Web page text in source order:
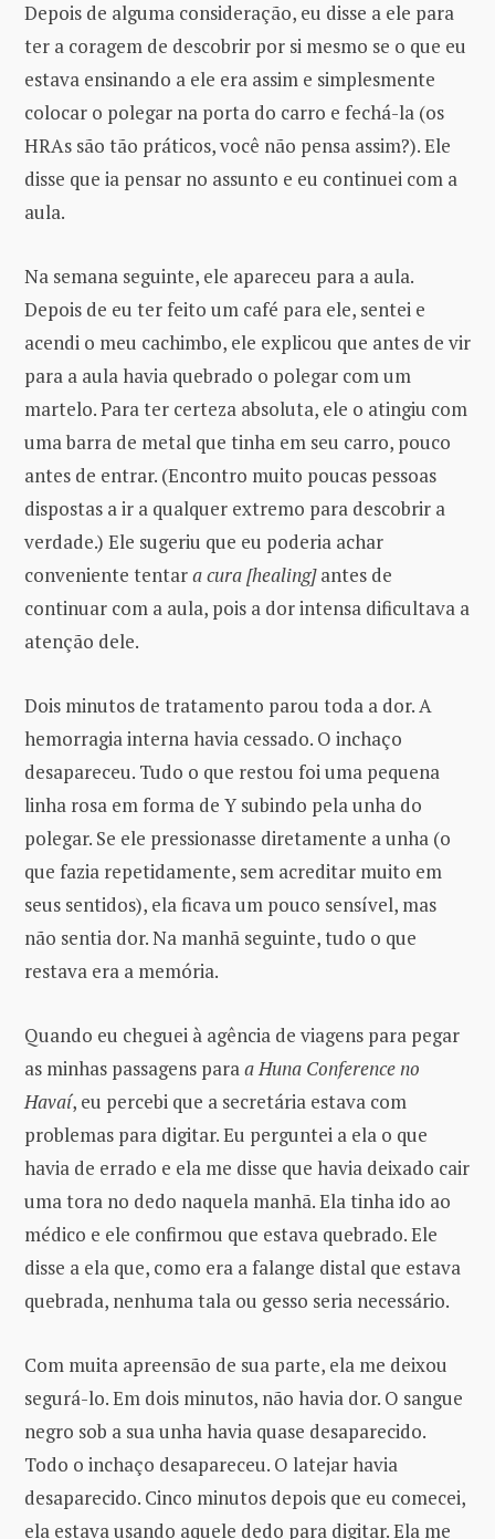
Depois de alguma consideração, eu disse a ele para
ter a coragem de descobrir por si mesmo se o que eu
estava ensinando a ele era assim e simplesmente
colocar o polegar na porta do carro e fechá-la (os
HRAs são tão práticos, você não pensa assim?). Ele
disse que ia pensar no assunto e eu continuei com a
aula.
Na semana seguinte, ele apareceu para a aula.
Depois de eu ter feito um café para ele, sentei e
acendi o meu cachimbo, ele explicou que antes de vir
para a aula havia quebrado o polegar com um
martelo. Para ter certeza absoluta, ele o atingiu com
uma barra de metal que tinha em seu carro, pouco
antes de entrar. (Encontro muito poucas pessoas
dispostas a ir a qualquer extremo para descobrir a
verdade.) Ele sugeriu que eu poderia achar
conveniente tentara cura [healing]antes de
continuar com a aula, pois a dor intensa dificultava a
atenção dele.
Dois minutos de tratamento parou toda a dor. A
hemorragia interna havia cessado. O inchaço
desapareceu. Tudo o que restou foi uma pequena
linha rosa em forma de Y subindo pela unha do
polegar. Se ele pressionasse diretamente a unha (o
que fazia repetidamente, sem acreditar muito em
seus sentidos), ela ficava um pouco sensível, mas
não sentia dor. Na manhã seguinte, tudo o que
restava era a memória.
Quando eu cheguei à agência de viagens para pegar
as minhas passagens paraa Huna Conference no
Havaí, eu percebi que a secretária estava com
problemas para digitar. Eu perguntei a ela o que
havia de errado e ela me disse que havia deixado cair
uma tora no dedo naquela manhã. Ela tinha ido ao
médico e ele confirmou que estava quebrado. Ele
disse a ela que, como era a falange distal que estava
quebrada, nenhuma tala ou gesso seria necessário.
Com muita apreensão de sua parte, ela me deixou
segurá-lo. Em dois minutos, não havia dor. O sangue
negro sob a sua unha havia quase desaparecido.
Todo o inchaço desapareceu. O latejar havia
desaparecido. Cinco minutos depois que eu comecei,
ela estava usando aquele dedo para digitar. Ela me